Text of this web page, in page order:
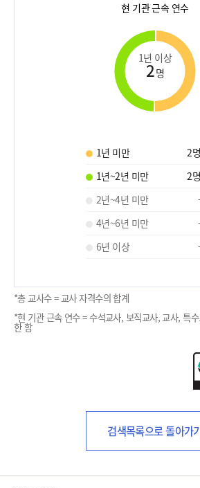
현 기관 근속 연수
1년 이상
2명
1년 미만 2명
1년~2년 미만
2명
2년~4년 미만
-
4년~6년 미만
-
6년 이상
-
*총 교사수 = 교사 자격수의 합계
*현 기관 근속 연수 = 수석교사, 보직교사, 교사, 특
한 함
검색목록으로 돌아가